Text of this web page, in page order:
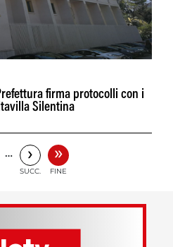
firma protocolli con i
Silentina
… ›
SUCC.
»
FINE